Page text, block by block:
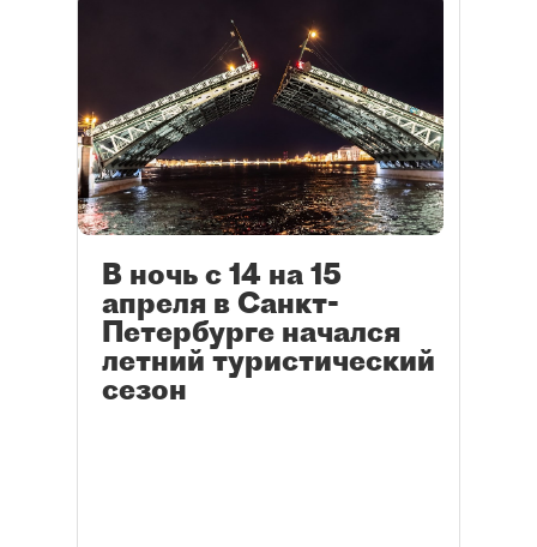
В ночь с 14 на 15
апреля в Санкт-
Петербурге начался
летний туристический
сезон